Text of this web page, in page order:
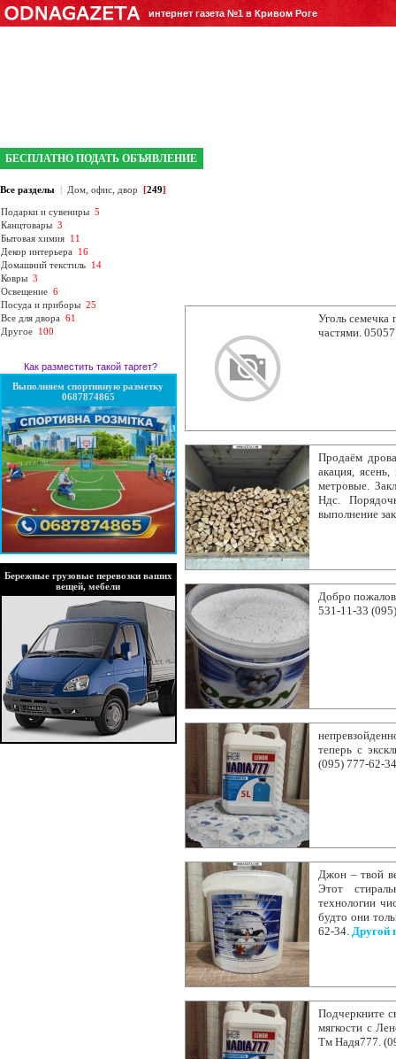
интернет газета №1 в Кривом Роге
БЕСПЛАТНО ПОДАТЬ ОБЪЯВЛЕНИЕ
Все разделы | Дом, офис, двор [249]
Подарки и сувениры 5
Канцтовары 3
Бытовая химия 11
Декор интерьера
16
Домашний текстиль 14
Ковры 3
Освещение 6
Посуда и приборы 25
Все для двора 61
Другое 100
Как разместить такой таргет?
Выполняем спортивную разметку
0687874865
Бережные грузовые перевозки ваших
вещей, мебели
Уголь
частями.
Продаём
акация,
метровые.
Ндс.
выполнение
Добро
531-11-33
теперь с
(095) 777-62-
Джон – твой
Этот
технологии
будто они
62-34. Другой
Подчеркните
мягкости с
Тм Надя777.